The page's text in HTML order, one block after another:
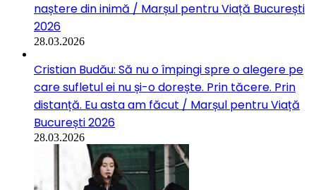
naștere din inimă / Marșul pentru Viață București
2026
28.03.2026
Cristian Budău: Să nu o împingi spre o alegere pe
care sufletul ei nu și-o dorește. Prin tăcere. Prin
distanță. Eu asta am făcut / Marșul pentru Viață
București 2026
28.03.2026